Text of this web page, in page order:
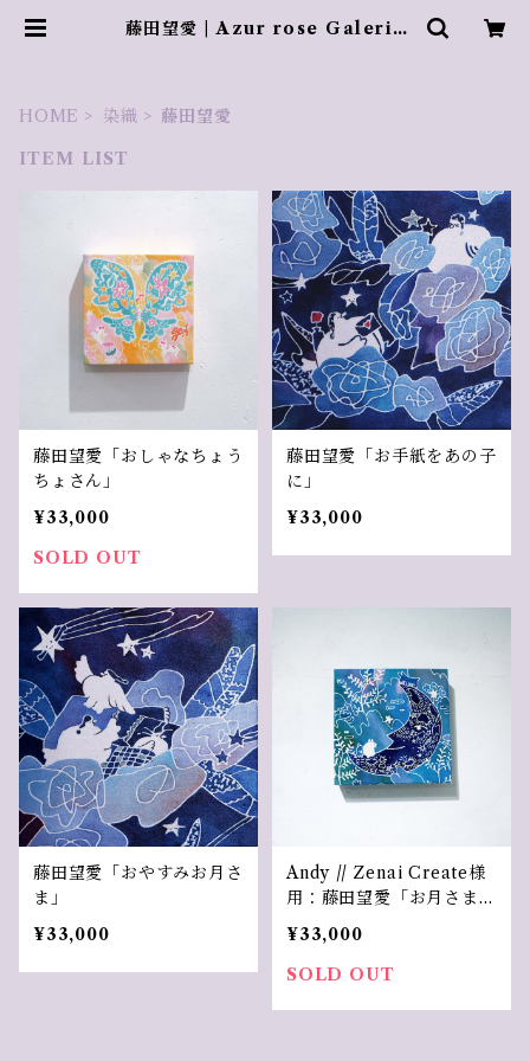
藤田望愛 | Azur rose Galerie
HOME 染織
藤田望愛
ITEM LIST
藤田望愛「おしゃなちょう
ちょさん」
¥33,000
SOLD OUT
藤田望愛「お手紙をあの子
に」
¥33,000
藤田望愛「おやすみお月さ
ま」
¥33,000
Andy // Zenai Create様
用：藤田望愛「お⽉さまの
シーソー／The Moon's S
eesaw」
¥33,000
SOLD OUT